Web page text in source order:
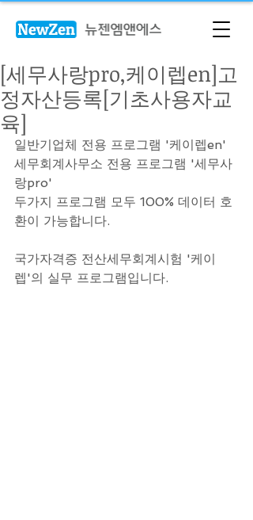
[세무사랑pro,케이렙en]고
정자산등록[기초사용자교
육]
일반기업체 전용 프로그램 '케이렙en'
세무회계사무소 전용 프로그램 '세무사
랑pro'
두가지 프로그램 모두 100% 데이터 호
환이 가능합니다.
국가자격증 전산세무회계시험 '케이
렙'의 실무 프로그램입니다.